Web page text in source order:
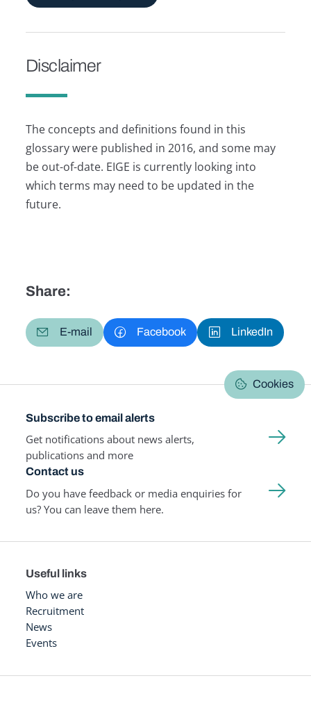
Disclaimer
The concepts and definitions found in this
glossary were published in 2016, and some may
be out-of-date. EIGE is currently looking into
which terms may need to be updated in the
future.
Share:
E-mail Facebook LinkedIn
Cookies
Subscribe to email alerts
Get notifications about news alerts,
publications and more
Contact us
Do you have feedback or media enquiries for
us? You can leave them here.
Useful links
Who we are
Recruitment
News
Events